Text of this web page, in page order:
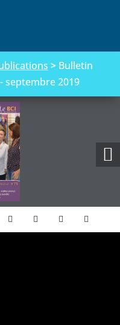
> Bulletin
septembre 2019